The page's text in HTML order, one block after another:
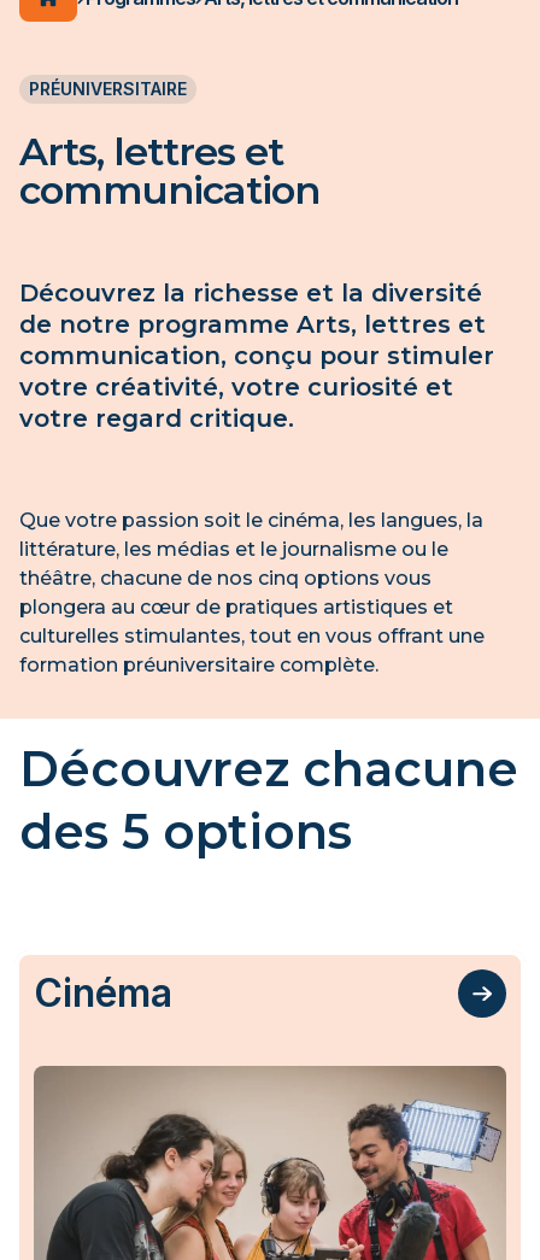
PRÉUNIVERSITAIRE
Arts, lettres et
communication
Découvrez la richesse et la diversité
de notre programme Arts, lettres et
communication, conçu pour stimuler
votre créativité, votre curiosité et
votre regard critique.
Que votre passion soit le cinéma, les langues, la
littérature, les médias et le journalisme ou le
théâtre, chacune de nos cinq options vous
plongera au cœur de pratiques artistiques et
culturelles stimulantes, tout en vous offrant une
formation préuniversitaire complète.
Découvrez chacune
des 5 options
Cinéma